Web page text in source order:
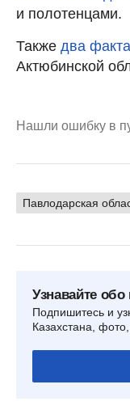
и полотенцами.
Также два
Актюбинской
Нашли ошибку в
Павлодарская
Узнавайте
Подпишитесь и
Казахстана,